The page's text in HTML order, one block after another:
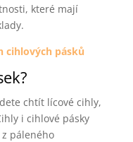
které mají
cihlových pásků
chtít lícové cihly,
i cihlové pásky
páleného